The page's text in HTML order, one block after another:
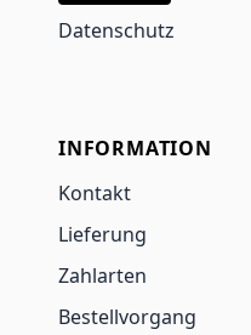
Datenschutz
INFORMATION
Kontakt
Lieferung
Zahlarten
Bestellvorgang